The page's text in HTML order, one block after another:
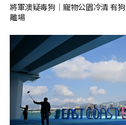
將軍澳疑毒狗｜寵物公園冷清 有
離場